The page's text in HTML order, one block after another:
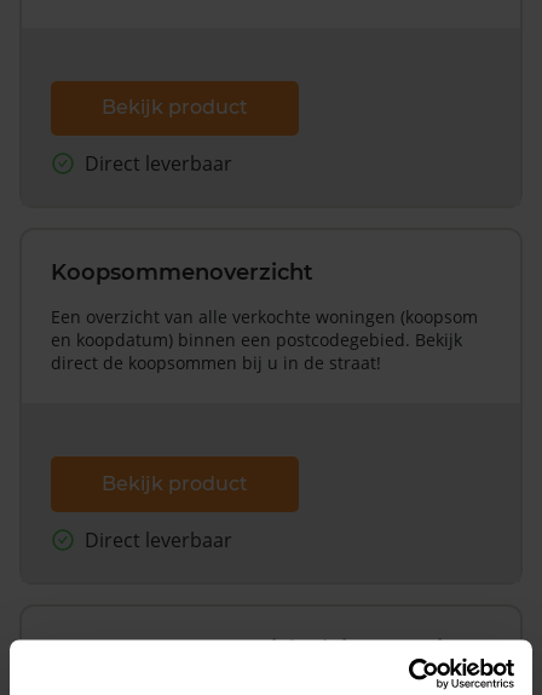
Bekijk product
Direct leverbaar
Koopsommenoverzicht
Een overzicht van alle verkochte woningen (koopsom
en koopdatum) binnen een postcodegebied. Bekijk
direct de koopsommen bij u in de straat!
Bekijk product
Direct leverbaar
Koopsommenoverzicht (1 jaar gratis